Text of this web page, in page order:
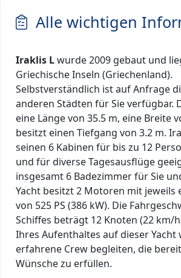
Alle wichtigen
Iraklis Lwurde 2009 gebaut und
Griechische Inseln (Griechenland).
Selbstverständlich ist auf Anfrage
anderen Städten für Sie verfügbar.
eine Länge von 35.5 m, eine Breite
besitzt einen Tiefgang von 3.2 m.
seinen 6 Kabinen für bis zu 12
und für diverse Tagesausflüge
insgesamt 6 Badezimmer für Sie
Yacht besitzt 2 Motoren mit jeweils
von 525 PS (386 kW). Die
Schiffes beträgt 12 Knoten (22 km/
Ihres Aufenthaltes auf dieser Yacht
erfahrene Crew begleiten, die
Wünsche zu erfüllen.